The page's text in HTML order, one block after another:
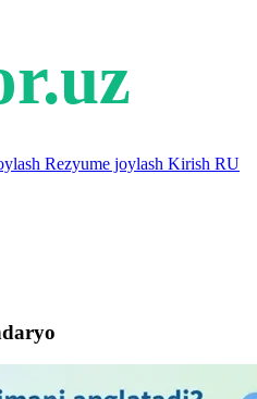
Rezyume joylash Kirish RU